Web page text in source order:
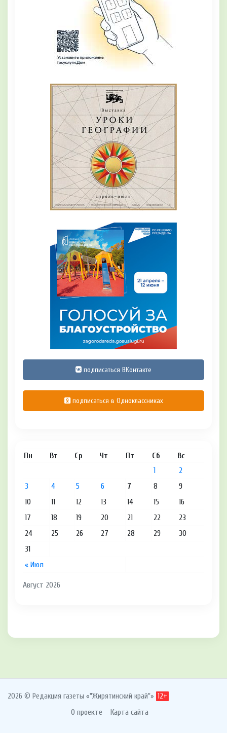
подписаться ВКонтакте
подписаться в Одноклассниках
Август 2026
Пн Вт Ср Чт Пт Сб Вс
« Июл
1
2
3
4 5 6 7 8
9
10
11 12 13 14 15
16
17
18 19 20 21 22
23
24
25 26 27 28 29
30
31
2026 © Редакция газеты «"Жирятинский край"» 12+
О проекте Карта сайта